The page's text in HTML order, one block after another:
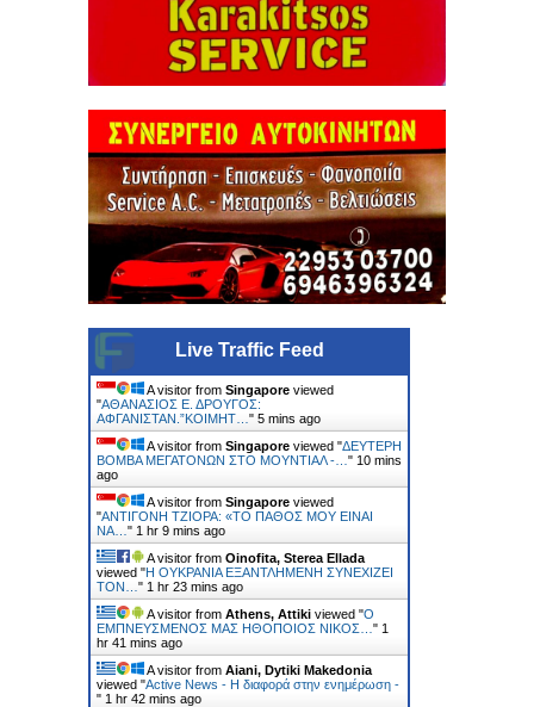
Live Traffic Feed
A visitor from Singapore viewed
"ΑΘΑΝΑΣΙΟΣ Ε. ΔΡΟΥΓΟΣ:
ΑΦΓΑΝΙΣΤΑΝ.”ΚΟΙΜΗΤ… " 5 mins ago
A visitor from Singapore viewed "ΔΕΥΤΕΡΗ
ΒΟΜΒΑ ΜΕΓΑΤΟΝΩΝ ΣΤΟ ΜΟΥΝΤΙΑΛ -… " 10 mins
ago
A visitor from Singapore viewed
"ΑΝΤΙΓΟΝΗ ΤΖΙΟΡΑ: «ΤΟ ΠΑΘΟΣ ΜΟΥ ΕΙΝΑΙ
ΝΑ… " 1 hr 9 mins ago
A visitor from Oinofita, Sterea Ellada
viewed "H ΟΥΚΡΑΝΙΑ ΕΞΑΝΤΛΗΜΕΝΗ ΣΥΝΕΧΙΖΕΙ
ΤΟΝ… " 1 hr 24 mins ago
A visitor from Athens, Attiki viewed "Ο
ΕΜΠΝΕΥΣΜΕΝΟΣ ΜΑΣ ΗΘΟΠΟΙΟΣ ΝΙΚΟΣ… " 1
hr 41 mins ago
A visitor from Aiani, Dytiki Makedonia
viewed "Active News - Η διαφορά στην ενημέρωση -
" 1 hr 42 mins ago